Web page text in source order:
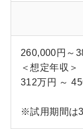
260,000円～
＜想定年収＞
312万円 ～
※試用期間は